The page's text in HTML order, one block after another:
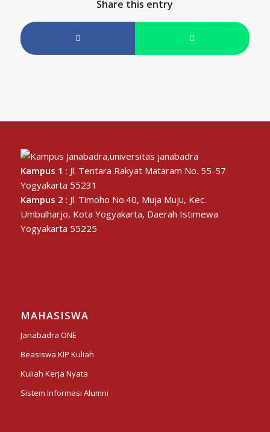
Share this entry
Kampus 1 : Jl. Tentara Rakyat Mataram No. 55-57
Yogyakarta 55231
Kampus 2 : Jl. Timoho No.40, Muja Muju, Kec.
Umbulharjo, Kota Yogyakarta, Daerah Istimewa
Yogyakarta 55225
MAHASISWA
Janabadra ONE
Beasiswa KIP Kuliah
Kuliah Kerja Nyata
Sistem Informasi Alumni